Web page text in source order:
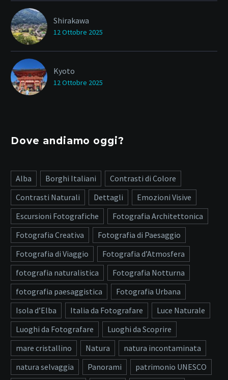
Shirakawa
12 Ottobre 2025
Kyoto
12 Ottobre 2025
Dove andiamo oggi?
Alba Borghi Italiani
Contrasti di Colore
Contrasti Naturali
Dettagli
Emozioni Visive
Escursioni Fotografiche
Fotografia Architettonica
Fotografia Creativa
Fotografia di Paesaggio
Fotografia di Viaggio
Fotografia d’Atmosfera
fotografia naturalistica
Fotografia Notturna
fotografia paesaggistica
Fotografia Urbana
Isola d’Elba
Italia da Fotografare
Luce Naturale
Luoghi da Fotografare
Luoghi da Scoprire
mare cristallino
Natura
natura incontaminata
natura selvaggia
Panorami
patrimonio UNESCO